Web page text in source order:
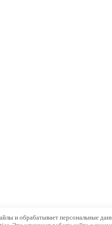
и обрабатывает персональные